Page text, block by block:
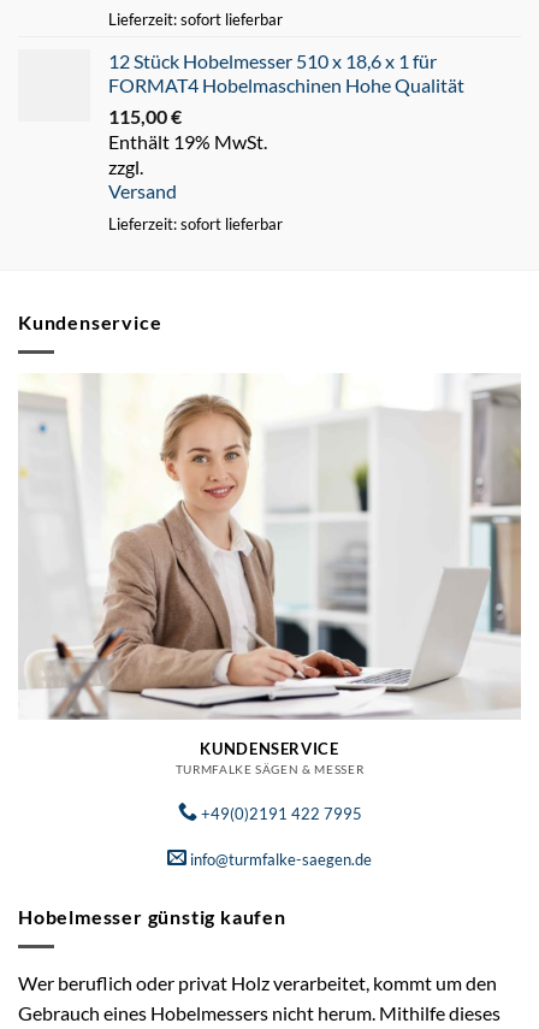
Lieferzeit: sofort lieferbar
12 Stück Hobelmesser 510 x 18,6 x 1 für
FORMAT4 Hobelmaschinen Hohe Qualität
115,00€
Enthält 19% MwSt.
zzgl.
Versand
Lieferzeit: sofort lieferbar
Kundenservice
KUNDENSERVICE
TURMFALKE SÄGEN & MESSER
+49(0)2191 422 7995
info@turmfalke-saegen.de
Hobelmesser günstig kaufen
Wer beruflich oder privat Holz verarbeitet, kommt um den
Gebrauch eines Hobelmessers nicht herum. Mithilfe dieses